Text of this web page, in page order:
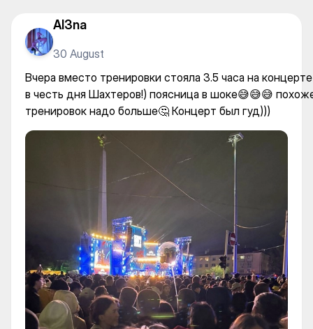
Al3na
30 August
Вчера вместо тренировки стояла 3.5 часа на концерте
в честь дня Шахтеров!) поясница в шоке😅😅😅
тренировок надо больше🤔 Концерт был гуд)))